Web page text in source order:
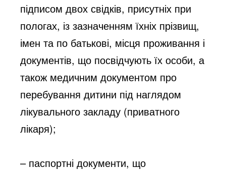
підписом двох свідків, присутніх при
пологах, із зазначенням їхніх прізвищ,
імен та по батькові, місця проживання і
документів, що посвідчують їх особи, а
також медичним документом про
перебування дитини під наглядом
лікувального закладу (приватного
лікаря);
– паспортні документи, що